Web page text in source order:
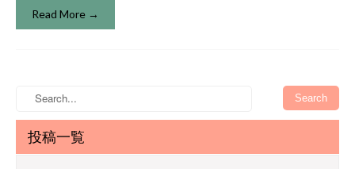
Read More →
投稿一覧